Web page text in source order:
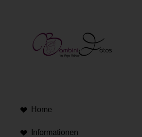
Home
Informationen